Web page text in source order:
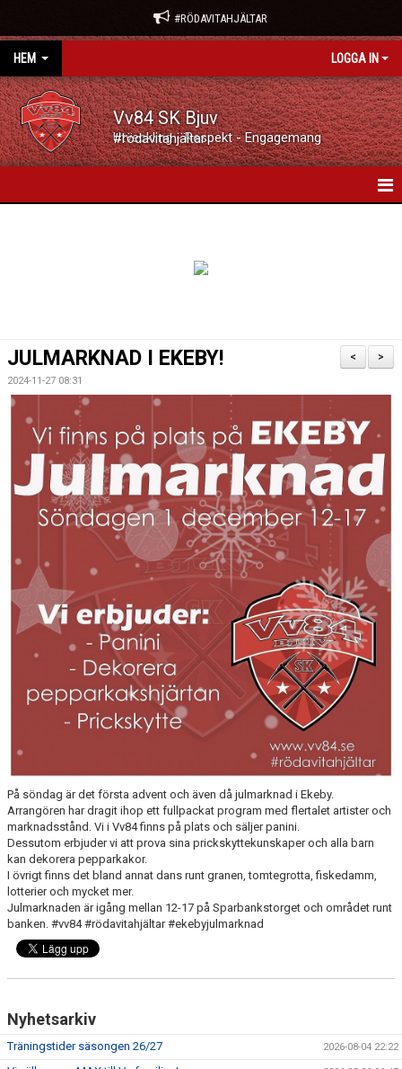
#RÖDAVITAHJÄLTAR
HEM LOGGA IN
Vv84 SK Bjuv
Utveckling - Respekt - Engagemang #rödavitahjältar
MATCHER
STYRELSEN
DOKUMENT
BILDGALLERI
KLUBBSHOP
HISTORIA
>
<
JULMARKNAD I EKEBY!
2024-11-27 08:31
På söndag är det första advent och även då julmarknad i Ekeby.
Arrangören har dragit ihop ett fullpackat program med flertalet artister och
marknadsstånd. Vi i Vv84 finns på plats och säljer panini.
Dessutom erbjuder vi att prova sina prickskyttekunskaper och alla barn
kan dekorera pepparkakor.
I övrigt finns det bland annat dans runt granen, tomtegrotta, fiskedamm,
lotterier och mycket mer.
Julmarknaden är igång mellan 12-17 på Sparbankstorget och området runt
banken. #vv84 #rödavitahjältar #ekebyjulmarknad
Nyhetsarkiv
Träningstider säsongen 26/27 2026-08-04 22:22